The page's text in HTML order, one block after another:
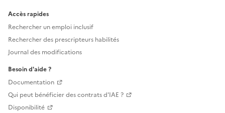
Accès rapides
Rechercher un emploi inclusif
Rechercher des prescripteurs habilités
Journal des modifications
Besoin d'aide ?
Documentation
Qui peut bénéficier des contrats d'IAE ?
Disponibilité